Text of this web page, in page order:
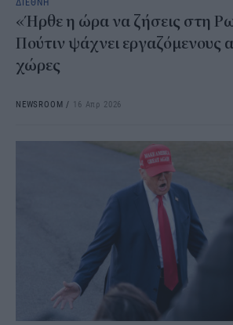
«Ήρθε η ώρα να ζήσεις στη
Πούτιν ψάχνει εργαζόμενους
χώρες
NEWSROOM / 16 Απρ 2026